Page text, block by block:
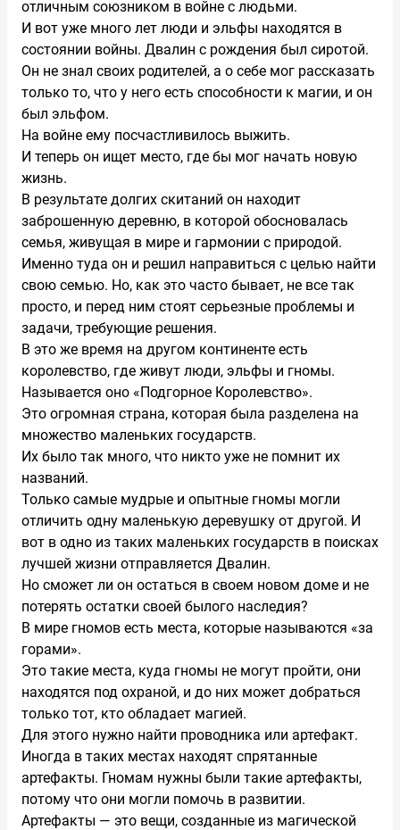
отличным союзником в войне с людьми.
И вот уже много лет люди и эльфы находятся в
состоянии войны. Двалин с рождения был сиротой.
Он не знал своих родителей, а о себе мог рассказать
только то, что у него есть способности к магии, и он
был эльфом.
На войне ему посчастливилось выжить.
И теперь он ищет место, где бы мог начать новую
жизнь.
В результате долгих скитаний он находит
заброшенную деревню, в которой обосновалась
семья, живущая в мире и гармонии с природой.
Именно туда он и решил направиться с целью найти
свою семью. Но, как это часто бывает, не все так
просто, и перед ним стоят серьезные проблемы и
задачи, требующие решения.
В это же время на другом континенте есть
королевство, где живут люди, эльфы и гномы.
Называется оно «Подгорное Королевство».
Это огромная страна, которая была разделена на
множество маленьких государств.
Их было так много, что никто уже не помнит их
названий.
Только самые мудрые и опытные гномы могли
отличить одну маленькую деревушку от другой. И
вот в одно из таких маленьких государств в поисках
лучшей жизни отправляется Двалин.
Но сможет ли он остаться в своем новом доме и не
потерять остатки своей былого наследия?
В мире гномов есть места, которые называются «за
горами».
Это такие места, куда гномы не могут пройти, они
находятся под охраной, и до них может добраться
только тот, кто обладает магией.
Для этого нужно найти проводника или артефакт.
Иногда в таких местах находят спрятанные
артефакты. Гномам нужны были такие артефакты,
потому что они могли помочь в развитии.
Артефакты — это вещи, созданные из магической